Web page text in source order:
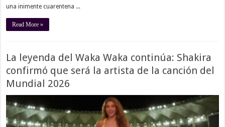
una inimente cuarentena ...
Read More »
La leyenda del Waka Waka continúa: Shakira
confirmó que será la artista de la canción del
Mundial 2026